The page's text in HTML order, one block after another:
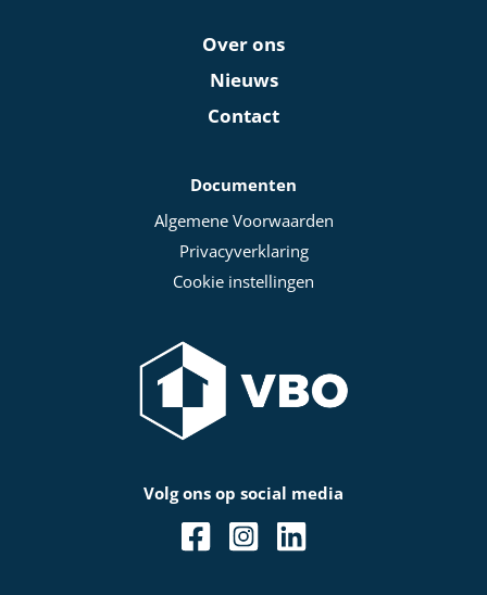
Over ons
Nieuws
Contact
Documenten
Algemene Voorwaarden
Privacyverklaring
Cookie instellingen
Volg ons op social media